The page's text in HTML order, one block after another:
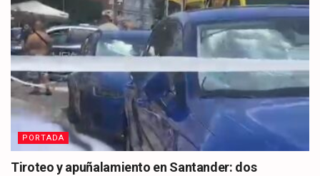
PORTADA
Tiroteo y apuñalamiento en Santander: dos